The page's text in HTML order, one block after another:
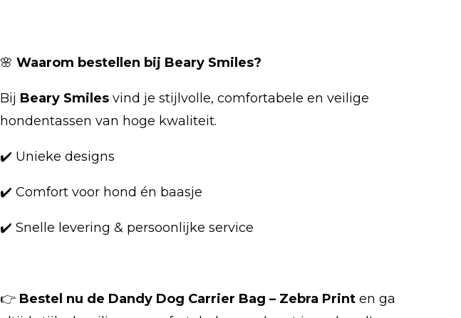
🌸 Waarom bestellen bij Beary Smiles?
Bij Beary Smiles vind je stijlvolle, comfortabele en veilige
hondentassen van hoge kwaliteit.
✔️ Unieke designs
✔️ Comfort voor hond én baasje
✔️ Snelle levering & persoonlijke service
👉 Bestel nu de Dandy Dog Carrier Bag – Zebra Print en ga